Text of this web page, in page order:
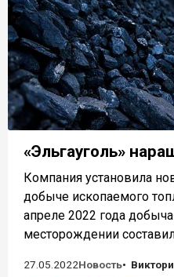
«Эльгауголь»
Компания установила
добыче ископаемого
апреле 2022 года
месторождении
27.05.2022Новость